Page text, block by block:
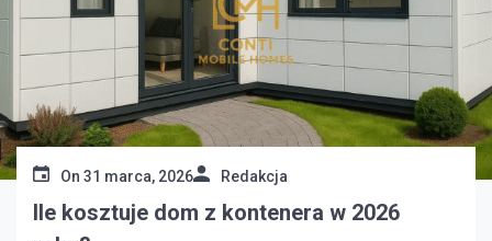
On 31 marca, 2026 Redakcja
Ile kosztuje dom z kontenera w 2026